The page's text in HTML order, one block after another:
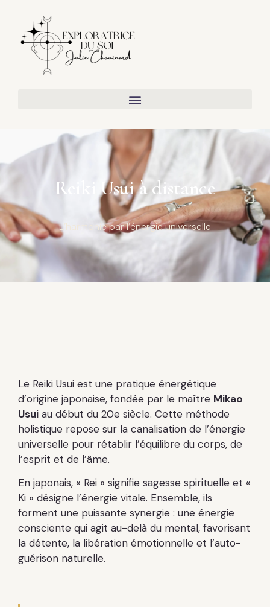
Reiki Usui à distance
L’harmonie par l’énergie universelle
Le Reiki Usui est une pratique énergétique
d’origine japonaise, fondée par le maître Mikao
Usui au début du 20e siècle. Cette méthode
holistique repose sur la canalisation de l’énergie
universelle pour rétablir l’équilibre du corps, de
l’esprit et de l’âme.
En japonais, « Rei » signifie sagesse spirituelle et «
Ki » désigne l’énergie vitale. Ensemble, ils
forment une puissante synergie : une énergie
consciente qui agit au-delà du mental, favorisant
la détente, la libération émotionnelle et l’auto-
guérison naturelle.